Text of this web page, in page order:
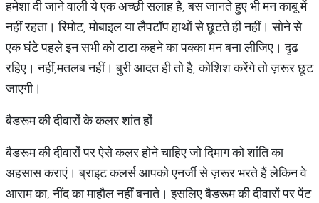
हमेशा दी जाने वाली ये एक अच्छी सलाह है, बस जानते हुए भी मन काबू में
नहीं रहता। रिमोट, मोबाइल या लैपटॉप हाथों से छूटते ही नहीं। सोने से
एक घंटे पहले इन सभी को टाटा कहने का पक्का मन बना लीजिए। दृढ
रहिए। नहीं,मतलब नहीं। बुरी आदत ही तो है, कोशिश करेंगे तो ज़रूर छूट
जाएगी।
बैडरूम की दीवारों के कलर शांत हों
बैडरूम की दीवारों पर ऐसे कलर होने चाहिए जो दिमाग को शांति का
अहसास कराएं। ब्राइट कलर्स आपको एनर्जी से ज़रूर भरते हैं लेकिन वे
आराम का, नींद का माहौल नहीं बनाते। इसलिए बैडरूम की दीवारों पर पेंट